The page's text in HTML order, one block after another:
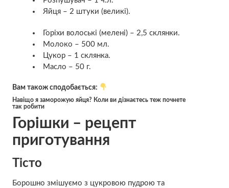
Яйця – 2 штуки (великі).
Горіхи волоські (мелені) – 2,5 склянки.
Молоко – 500 мл.
Цукор – 1 склянка.
Масло – 50 г.
Вам також сподобається:
Навіщо я заморожую яйця? Коли ви дізнаєтесь теж почнете
так робити
Горішки – рецепт
приготування
Тісто
Борошно змішуємо з цукровою пудрою та